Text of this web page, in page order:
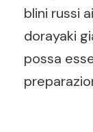
blini russi
dorayaki
possa